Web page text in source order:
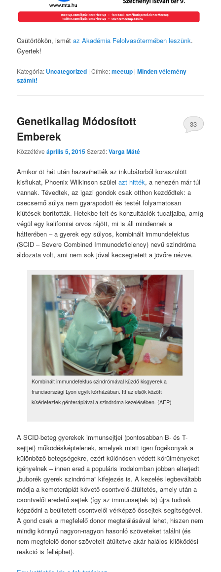
Csütörtökön, ismétaz Akadémia Felolvasótermében leszünk.
Gyertek!
Kategória: Uncategorized |Címke:meetup |Minden vélemény
számít!
Genetikailag Módosított
Emberek
Közzétéveáprilis 5, 2015Szerző:Varga Máté
33
Amikor öt hét után hazavihették az inkubátorból koraszülött
kisfiukat, Phoenix Wilkinson szüleiazt hitték, a nehezén már túl
vannak. Tévedtek, az igazi gondok csak otthon kezdődtek: a
csecsemő súlya nem gyarapodott és testét folyamatosan
kiütések borították. Hetekbe telt és konzultációk tucatjaiba, amíg
végül egy kaliforniai orvos rájött, mi is áll mindennek a
hátterében – a gyerek egy súlyos, kombinált immundefektus
(SCID – Severe Combined Immunodeficiency) nevű szindróma
áldozata volt, ami nem sok jóval kecsegtetett a jövőre nézve.
Kombinált immundefektus szindrómával küzdő kisgyerek a
franciaországi Lyon egyik kórházában. Itt az elsők között
kísérleteztek génterápiával a szindróma kezelésében. (AFP)
A SCID-beteg gyerekek immunsejtjei (pontosabban B- és T-
sejtjei) működésképtelenek, amelyek miatt igen fogékonyak a
különböző betegségekre, ezért különösen védett körülményeket
igényelnek – innen ered a populáris irodalomban jobban elterjedt
„buborék gyerek szindróma” kifejezés is. A kezelés legbeváltabb
módja a kemoterápiát követő csontvelő-átültetés, amely után a
csontvelői eredetű sejtek (így az immunsejtek is) újra tudnak
képződni a beültetett csontvelői vérképző őssejtek segítségével.
A gond csak a megfelelő donor megtalálásával lehet, hiszen nem
mindig könnyű nagyon-nagyon hasonló szöveteket találni (és
nem megfelelő donor szöveteit átültetve akár halálos kilökődési
reakció is felléphet).